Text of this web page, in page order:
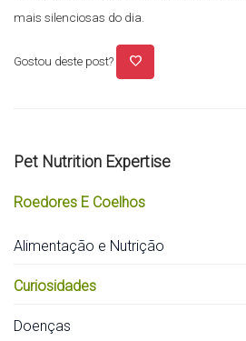
mais silenciosas do dia.
Gostou deste post? favorite
Pet Nutrition Expertise
Roedores E Coelhos
Alimentação e Nutrição
Curiosidades
Doenças